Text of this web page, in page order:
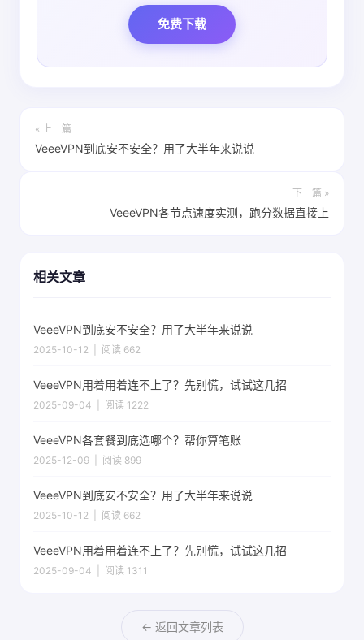
免费下载
« 上一篇
VeeeVPN到底安不安全？用了大半年来说说
下一篇 »
VeeeVPN各节点速度实测，跑分数据直接上
相关文章
VeeeVPN到底安不安全？用了大半年来说说
2025-10-12 | 阅读 662
VeeeVPN用着用着连不上了？先别慌，试试这几招
2025-09-04 | 阅读 1222
VeeeVPN各套餐到底选哪个？帮你算笔账
2025-12-09 | 阅读 899
VeeeVPN到底安不安全？用了大半年来说说
2025-10-12 | 阅读 662
VeeeVPN用着用着连不上了？先别慌，试试这几招
2025-09-04 | 阅读 1311
← 返回文章列表